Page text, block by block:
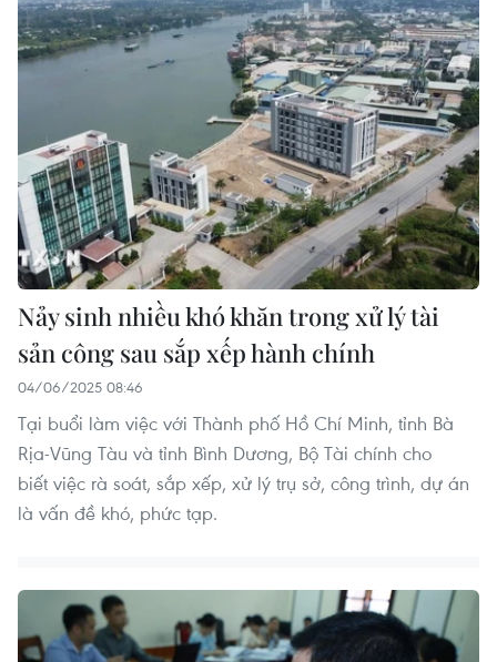
Nảy sinh nhiều khó khăn trong xử lý tài
sản công sau sắp xếp hành chính
04/06/2025 08:46
Tại buổi làm việc với Thành phố Hồ Chí Minh, tỉnh Bà
Rịa-Vũng Tàu và tỉnh Bình Dương, Bộ Tài chính cho
biết việc rà soát, sắp xếp, xử lý trụ sở, công trình, dự án
là vấn đề khó, phức tạp.